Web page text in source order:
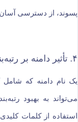
پسوند، از دسترسی
۴. تأثیر دامنه بر رتبه‌بندی در موتورهای جستجو (SEO)
یک نام دامنه که
می‌تواند به بهبود